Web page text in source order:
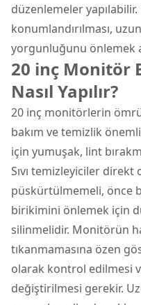
düzenlemeler
konumlandırılması,
yorgunluğunu önlemek
20 inç Monitör
Nasıl Yapılır?
20 inç monitörlerin
bakım ve temizlik
için yumuşak, lint
Sıvı temizleyiciler direkt
püskürtülmemeli, önce
birikimini önlemek için
silinmelidir. Monitörün
tıkanmamasına özen
olarak kontrol edilmesi
değiştirilmesi gerekir.